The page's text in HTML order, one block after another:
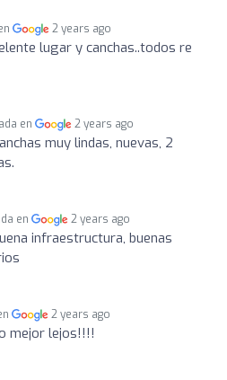
2 years ago
lugar y canchas..todos re
en 2 years ago
muy lindas, nuevas, 2
en 2 years ago
infraestructura, buenas
2 years ago
mejor lejos!!!!